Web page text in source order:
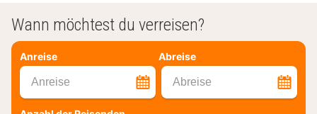
Wann möchtest du verreisen?
Anreise Abreise
Anreise Abreise